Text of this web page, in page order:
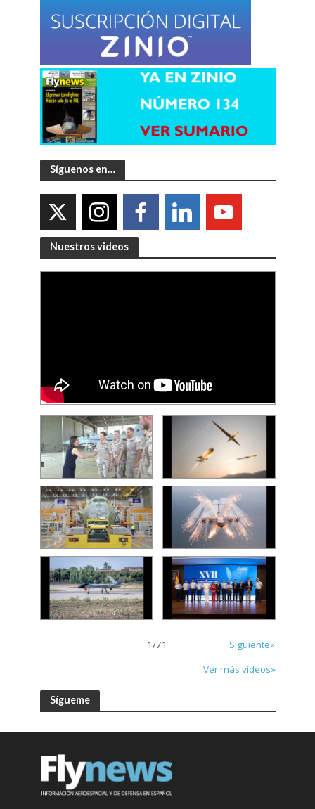
Síguenos en…
Nuestros videos
1/71
Siguiente»
Ver más vídeos»
Sígueme